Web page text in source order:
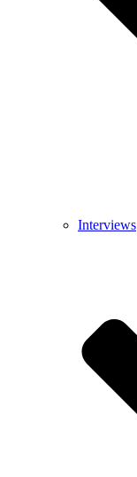
Interviews